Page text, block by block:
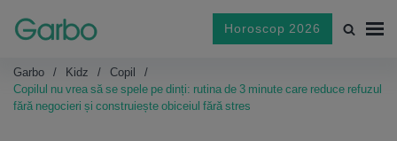
Horoscop 2026
Garbo Kidz
Copil
Copilul nu vrea să se spele pe dinți: rutina de 3 minute care reduce refuzul
fără negocieri și construiește obiceiul fără stres